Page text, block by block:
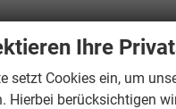
Ihre
setzt Cookies ein, um
Hierbei berücksichtigen